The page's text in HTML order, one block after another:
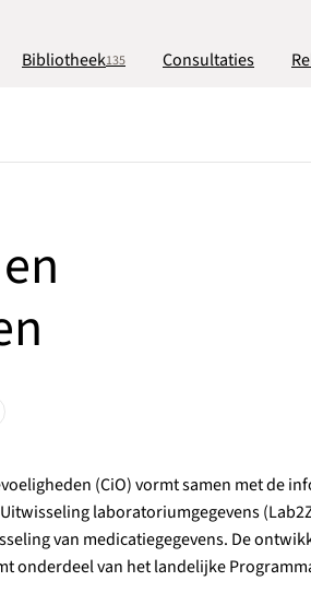
Bibliotheek135 Consultaties
(CiO) vormt samen met de
laboratoriumgegevens
van medicatiegegevens. De
onderdeel van het landelijke